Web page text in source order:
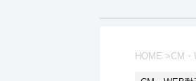
HOME >CM